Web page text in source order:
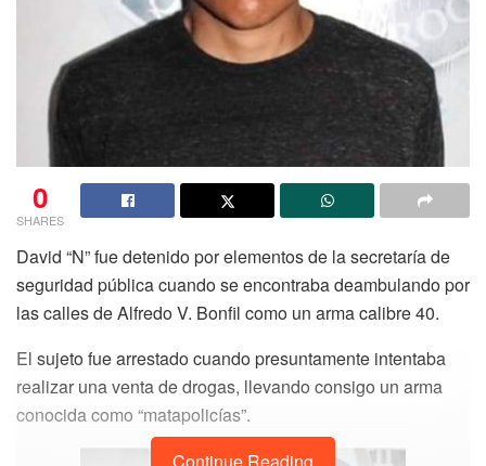
0
SHARES
David “N” fue detenido por elementos de la secretaría de
seguridad pública cuando se encontraba deambulando por
las calles de Alfredo V. Bonfil como un arma calibre 40.
El sujeto fue arrestado cuando presuntamente intentaba
realizar una venta de drogas, llevando consigo un arma
conocida como “matapolicías”.